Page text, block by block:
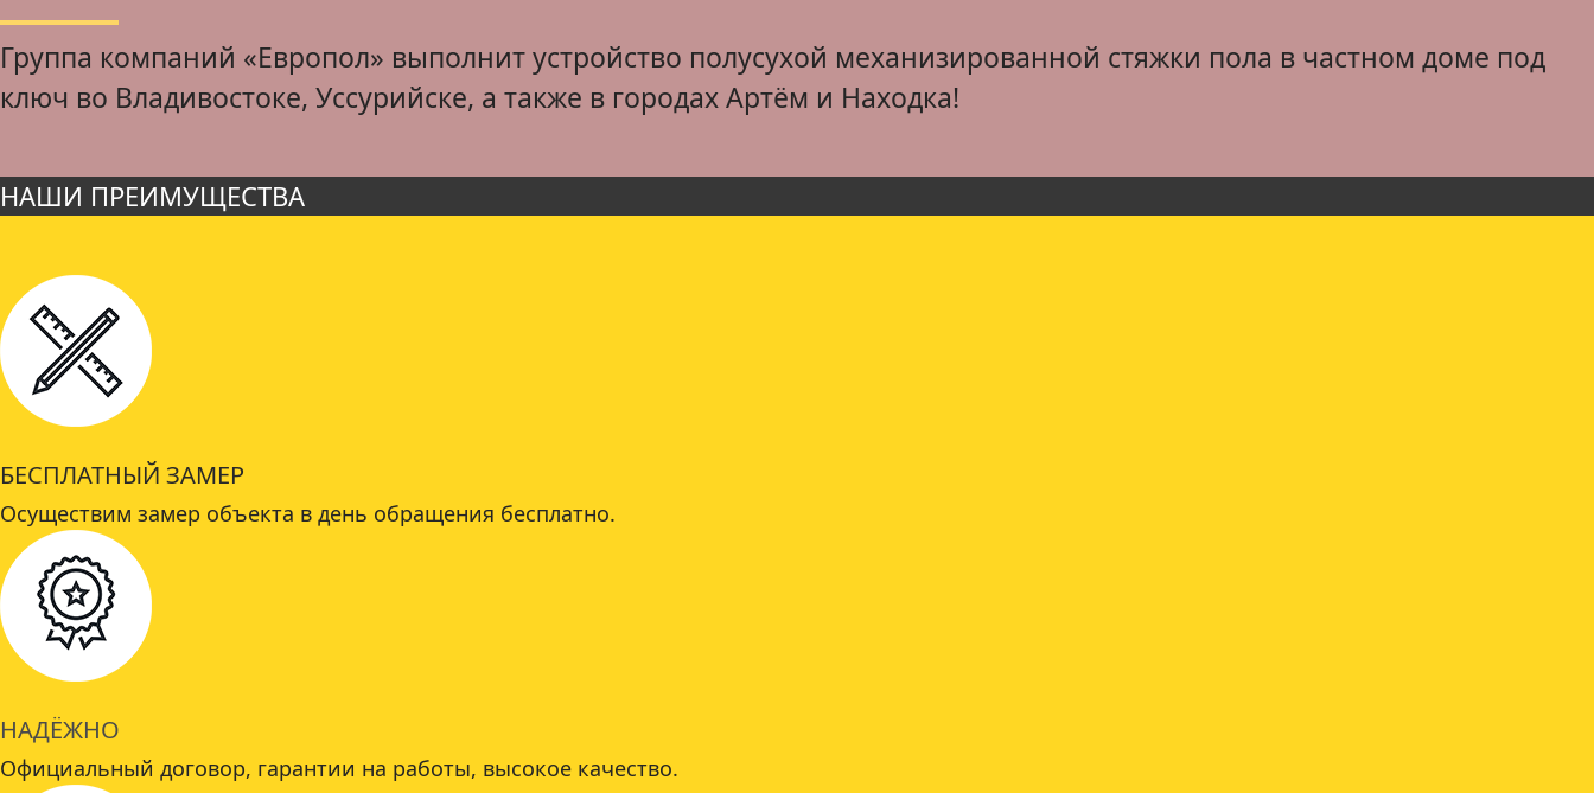
Группа компаний «Европол» выполнит устройство полусухой механизированной стяжки пола в частном доме под
ключ во Владивостоке, Уссурийске, а также в городах Артём и Находка!
НАШИ ПРЕИМУЩЕСТВА
БЕСПЛАТНЫЙ ЗАМЕР
Осуществим замер объекта в день обращения бесплатно.
НАДЁЖНО
Официальный договор, гарантии на работы, высокое качество.